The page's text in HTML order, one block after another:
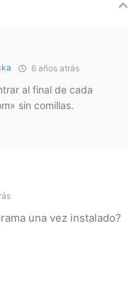
6 años atrás
al final de cada
sin comillas.
una vez instalado?